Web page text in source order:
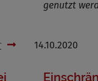
genutzt
14.10.2020